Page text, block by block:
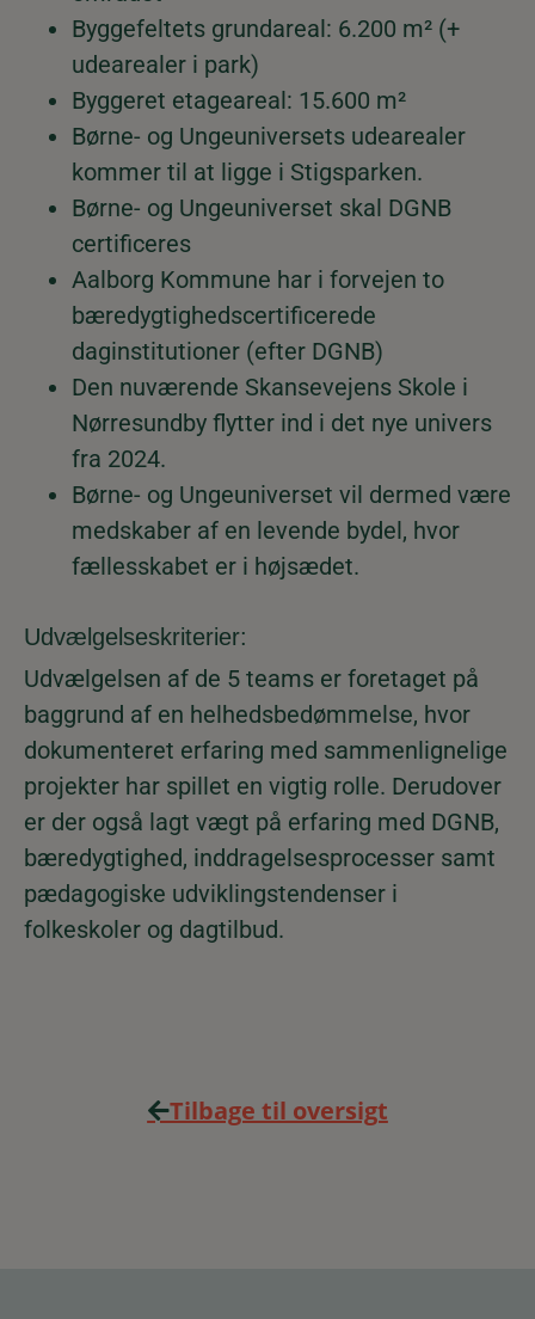
Byggefeltets grundareal: 6.200 m² (+
udearealer i park)
Byggeret etageareal: 15.600 m²
Børne- og Ungeuniversets udearealer
kommer til at ligge i Stigsparken.
Børne- og Ungeuniverset skal DGNB
certificeres
Aalborg Kommune har i forvejen to
bæredygtighedscertificerede
daginstitutioner (efter DGNB)
Den nuværende Skansevejens Skole i
Nørresundby flytter ind i det nye univers
fra 2024.
Børne- og Ungeuniverset vil dermed være
medskaber af en levende bydel, hvor
fællesskabet er i højsædet.
Udvælgelseskriterier:
Udvælgelsen af de 5 teams er foretaget på
baggrund af en helhedsbedømmelse, hvor
dokumenteret erfaring med sammenlignelige
projekter har spillet en vigtig rolle. Derudover
er der også lagt vægt på erfaring med DGNB,
bæredygtighed, inddragelsesprocesser samt
pædagogiske udviklingstendenser i
folkeskoler og dagtilbud.
Tilbage til oversigt